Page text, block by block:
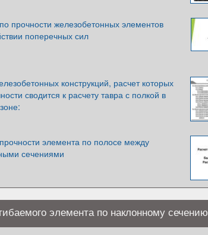
прочности железобетонных элементов
поперечных сил
конструкций, расчет которых
сводится к расчету тавра с полкой в
элемента по полосе между
сечениями
элемента по наклонному сечению